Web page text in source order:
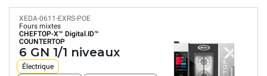
XEDA-0611-EXRS-POE
Fours mixtes
CHEFTOP-X™ Digital.ID™
COUNTERTOP
6 GN 1/1 niveaux
Électrique